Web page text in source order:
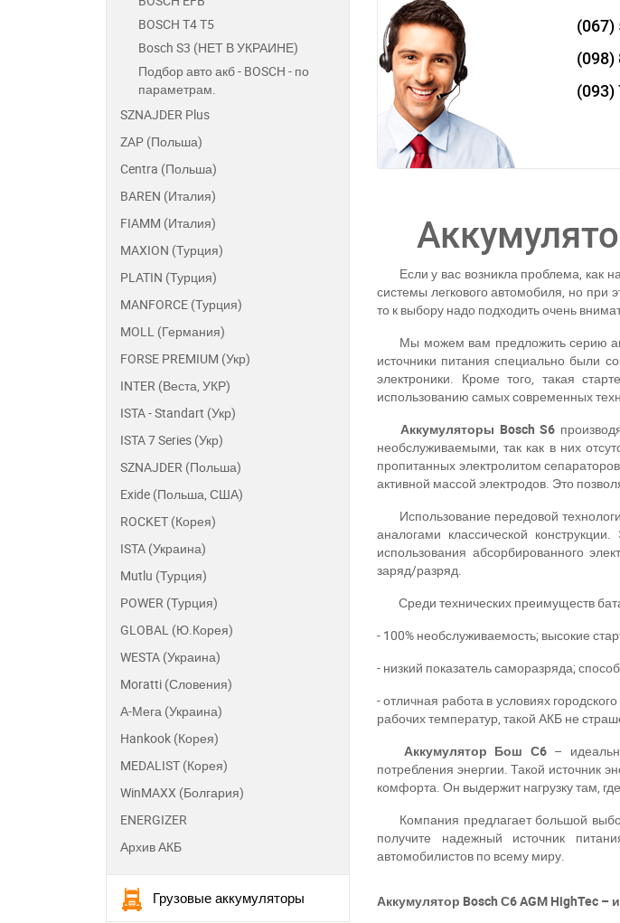
BOSCH T4 T5
Bosch S3 (НЕТ В УКРАИНЕ)
Подбор авто акб - BOSCH - по
параметрам.
SZNAJDER Plus
ZAP (Польша)
Centra (Польша)
BAREN (Италия)
FIAMM (Италия)
MAXION (Турция)
PLATIN (Турция)
MANFORCE (Турция)
MOLL (Германия)
FORSE PREMIUM (Укр)
INTER (Веста, УКР)
ISTA - Standart (Укр)
ISTA 7 Series (Укр)
SZNAJDER (Польша)
Exide (Польша, США)
ROCKET (Корея)
ISTA (Украина)
Mutlu (Турция)
POWER (Турция)
GLOBAL (Ю.Корея)
WESTA (Украина)
Moratti (Словения)
А-Мега (Украина)
Hankook (Корея)
MEDALIST (Корея)
WinMAXX (Болгария)
ENERGIZER
Архив АКБ
Грузовые аккумуляторы
(067)
(098)
(093)
Если у вас возникла проблема, как
системы легкового автомобиля, но при
то к выбору надо подходить очень
Мы можем вам предложить серию
источники питания специально были
электроники. Кроме того, такая
использованию самых современных
Аккумуляторы Bosch S6
необслуживаемыми, так как в них
пропитанных электролитом
активной массой электродов. Это
Использование передовой
аналогами классической
использования абсорбированного
заряд/разряд.
Среди технических преимуществ
- 100% необслуживаемость; высокие
- низкий показатель саморазряда;
- отличная работа в условиях
рабочих температур, такой АКБ не
Аккумулятор Бош С6–
потребления энергии. Такой источник
комфорта. Он выдержит нагрузку там,
Компания предлагает большой
получите надежный источник
автомобилистов по всему миру.
Аккумулятор Bosch С6 AGM HighTec –